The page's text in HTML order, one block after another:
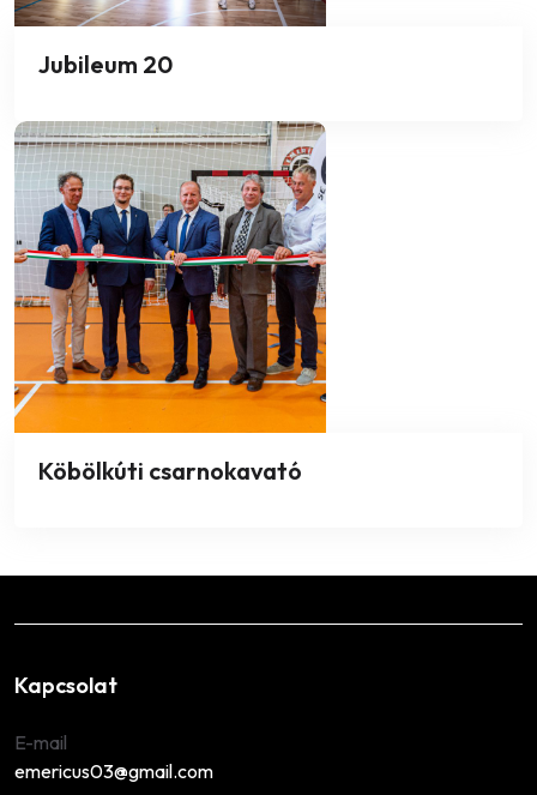
Jubileum 20
Köbölkúti csarnokavató
Kapcsolat
E-mail
emericus03@gmail.com